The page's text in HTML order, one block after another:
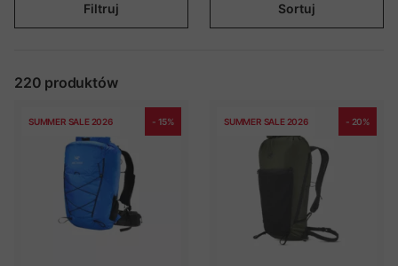
Filtruj Sortuj
220 produktów
SUMMER SALE 2026 - 15% SUMMER SALE 2026 - 20%